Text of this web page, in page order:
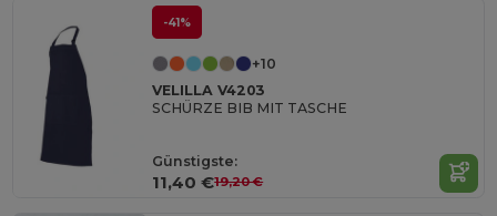
-41%
+10
VELILLA V4203
SCHÜRZE BIB MIT TASCHE
Günstigste:
11,40 €19,20 €